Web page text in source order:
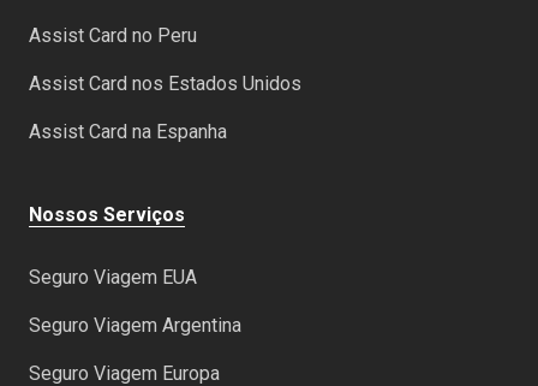
Assist Card no Peru
Assist Card nos Estados Unidos
Assist Card na Espanha
Nossos Serviços
Seguro Viagem EUA
Seguro Viagem Argentina
Seguro Viagem Europa